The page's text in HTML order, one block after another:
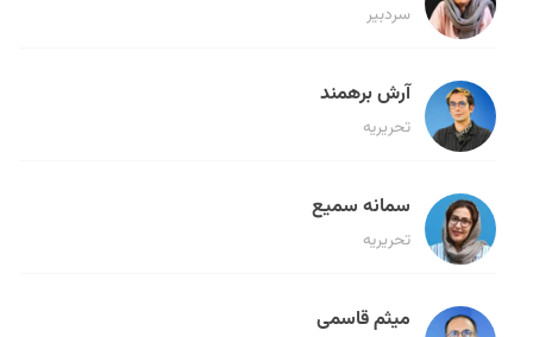
سردبیر
آرش برهمند
تحریریه
سمانه سمیع
تحریریه
میثم قاسمی